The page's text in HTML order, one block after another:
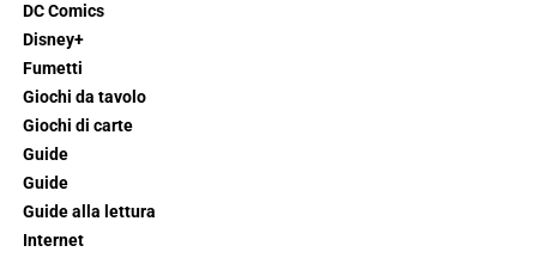
DC Comics
Disney+
Fumetti
Giochi da tavolo
Giochi di carte
Guide
Guide
Guide alla lettura
Internet